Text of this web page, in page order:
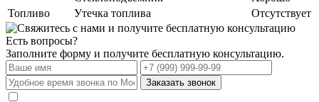
Топливо
Утечка топлива Отсутствует
Есть вопросы?
Заполните форму и получите бесплатную консультацию.
Заказать звонок